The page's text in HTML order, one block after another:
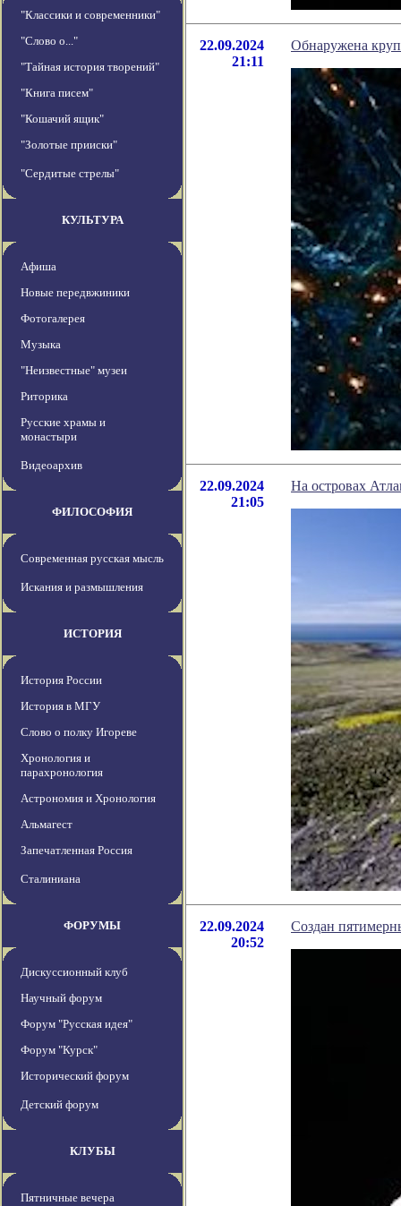
"Классики и современники"
"Слово о..."
"Тайная история творений"
"Книга писем"
"Кошачий ящик"
"Золотые прииски"
"Сердитые стрелы"
КУЛЬТУРА
Афиша
Новые передвжиники
Фотогалерея
Музыка
"Неизвестные" музеи
Риторика
Русские храмы и
монастыри
Видеоархив
ФИЛОСОФИЯ
Современная русская мысль
Искания и размышления
ИСТОРИЯ
История России
История в МГУ
Слово о полку Игореве
Хронология и
парахронология
Астрономия и Хронология
Альмагест
Запечатленная Россия
Сталиниана
ФОРУМЫ
Дискуссионный клуб
Научный форум
Форум "Русская идея"
Форум "Курск"
Исторический форум
Детский форум
КЛУБЫ
Пятничные вечера
22.09.2024
21:11
Обнаружена
22.09.2024
21:05
На островах
22.09.2024
20:52
Создан